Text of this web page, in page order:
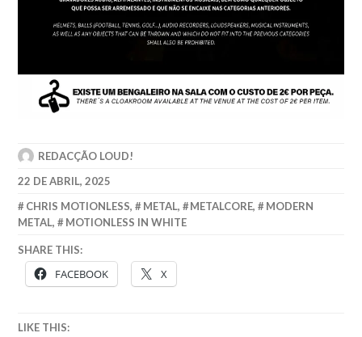
REDACÇÃO LOUD!
22 DE ABRIL, 2025
CHRIS MOTIONLESS, METAL, METALCORE,
MODERN
METAL, MOTIONLESS IN WHITE
SHARE THIS:
FACEBOOK X
LIKE THIS: